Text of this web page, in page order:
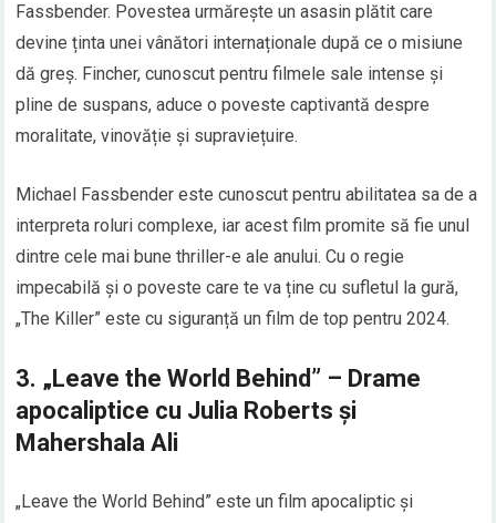
Fassbender. Povestea urmărește un asasin plătit care
devine ținta unei vânători internaționale după ce o misiune
dă greș. Fincher, cunoscut pentru filmele sale intense și
pline de suspans, aduce o poveste captivantă despre
moralitate, vinovăție și supraviețuire.
Michael Fassbender este cunoscut pentru abilitatea sa de a
interpreta roluri complexe, iar acest film promite să fie unul
dintre cele mai bune thriller-e ale anului. Cu o regie
impecabilă și o poveste care te va ține cu sufletul la gură,
„The Killer” este cu siguranță un film de top pentru 2024.
3. „Leave the World Behind” – Drame
apocaliptice cu Julia Roberts și
Mahershala Ali
„Leave the World Behind” este un film apocaliptic și